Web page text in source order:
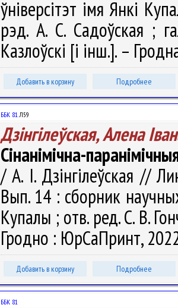
ўніверсітэт імя Янкі
рэд. А. С. Садоўская ;
Казлоўскі [і інш.]. –
Добавить в корзину Подробнее
ББК 81.Л59
Дзінгілеўская, Алена
Сінанімічна-
/ А. І. Дзінгілеўская //
Вып. 14 : сборник
Купалы ; отв. ред. С. В.
Гродно : ЮрСаПринт,
Добавить в корзину Подробнее
ББК 81